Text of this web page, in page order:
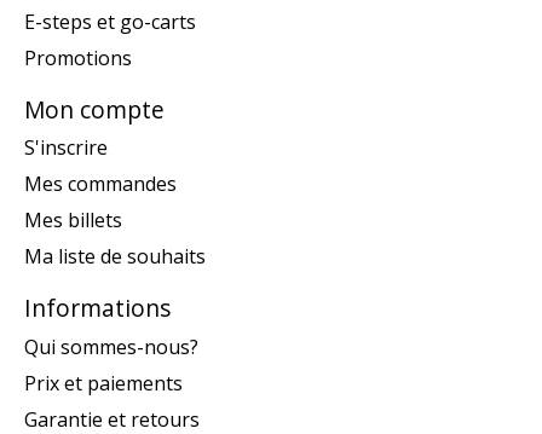
E-steps et go-carts
Promotions
Mon compte
S'inscrire
Mes commandes
Mes billets
Ma liste de souhaits
Informations
Qui sommes-nous?
Prix et paiements
Garantie et retours